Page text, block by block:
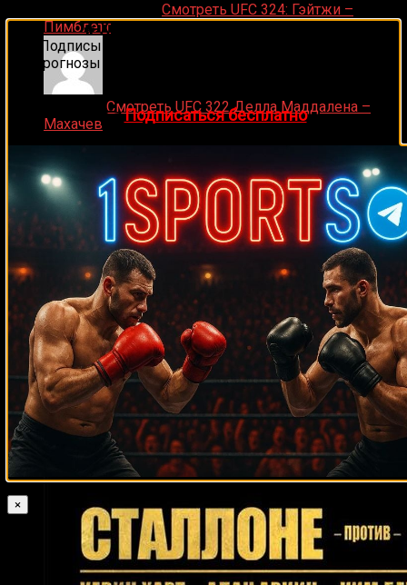
Смотреть UFC 324: Гэйтжи –
Пимблетт
Смотреть UFC 322 Делла Маддалена –
Махачев
Эдди Мачен Виктор Ортис Ли Вуд Джон Бэйли Игорь Михалкин
Амар Амари
Элайджа Тиллери Лукас Мартин Маттиссе
Дэниел ДжейкобсМиккель Кесслер
Маркос Майдана Чак Уэпнер
Андреас Зидон Джейсон Робинсон Донован Раддок
Брайант Брэннон Кори Фелпс Фрэнсис Нганну
Лавмор Нду Масатака Такаяма Эдди Нилсон Лоренцо Занон Гарри
Мэттьюс Мануэль Кальво Алан Минтер Альфредо Неварез Мейсон
Менард Акондайе Фонтейн Примо Карнера Поли Диас Патрик
Чарпентье Франсиско Родригес Конор Бенн Мзонке Фана Луис
Рамон Кампас Руслан Чагаев Бредли Рон Мигель
Карризоза
Майк Шеппард Хьюн Мин Чой Мгер Мкртчян
Тим Цзю
Леонсио Ортис
Френк Люкс
🔥 Хочешь зарабатывать на спорте?
Подписывайся на наш Telegram-канал
прогнозы на единоборства и другие виды спорта
👉Подписаться бесплатно
×